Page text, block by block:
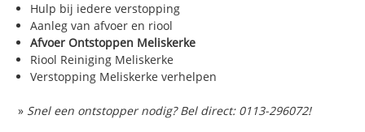
Hulp bij iedere verstopping
Aanleg van afvoer en riool
Afvoer Ontstoppen Meliskerke
Riool Reiniging Meliskerke
Verstopping Meliskerke verhelpen
» Snel een ontstopper nodig? Bel direct: 0113-296072!